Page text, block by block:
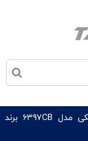
-> تردمیل مکانیکی مدل 6397CB برند